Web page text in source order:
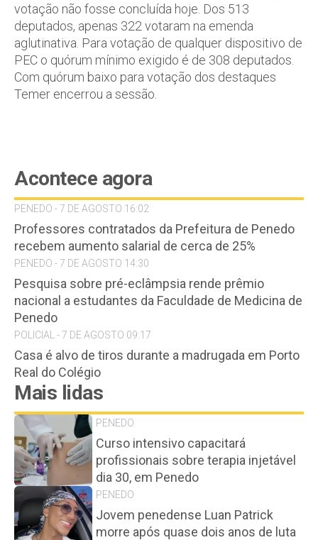
votação não fosse concluída hoje. Dos 513
deputados, apenas 322 votaram na emenda
aglutinativa. Para votação de qualquer dispositivo de
PEC o quórum mínimo exigido é de 308 deputados.
Com quórum baixo para votação dos destaques
Temer encerrou a sessão.
Acontece agora
PENEDO - 7 DE AGOSTO 16:02
Professores contratados da Prefeitura de Penedo
recebem aumento salarial de cerca de 25%
PENEDO - 7 DE AGOSTO 14:30
Pesquisa sobre pré-eclâmpsia rende prêmio
nacional a estudantes da Faculdade de Medicina de
Penedo
POLICIAL - 7 DE AGOSTO 09:17
Casa é alvo de tiros durante a madrugada em Porto
Real do Colégio
Mais lidas
PENEDO
Curso intensivo capacitará
profissionais sobre terapia injetável
dia 30, em Penedo
PENEDO
Jovem penedense Luan Patrick
morre após quase dois anos de luta